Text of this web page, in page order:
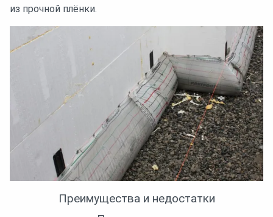
из прочной плёнки.
Преимущества и недостатки